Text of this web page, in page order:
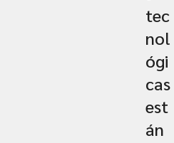
tec
nol
ógi
cas
est
án